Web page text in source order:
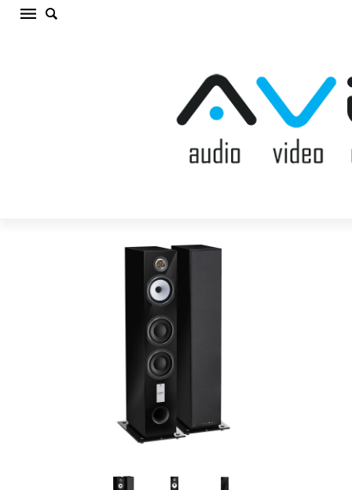
TRIANGLE ANTAL EZ BLACK Grīdas akustiskā